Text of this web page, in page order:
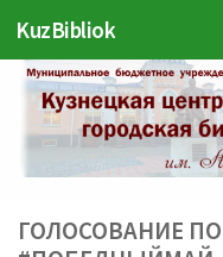
Перейти к
KuzBibliok
ГОЛОСОВАНИЕ